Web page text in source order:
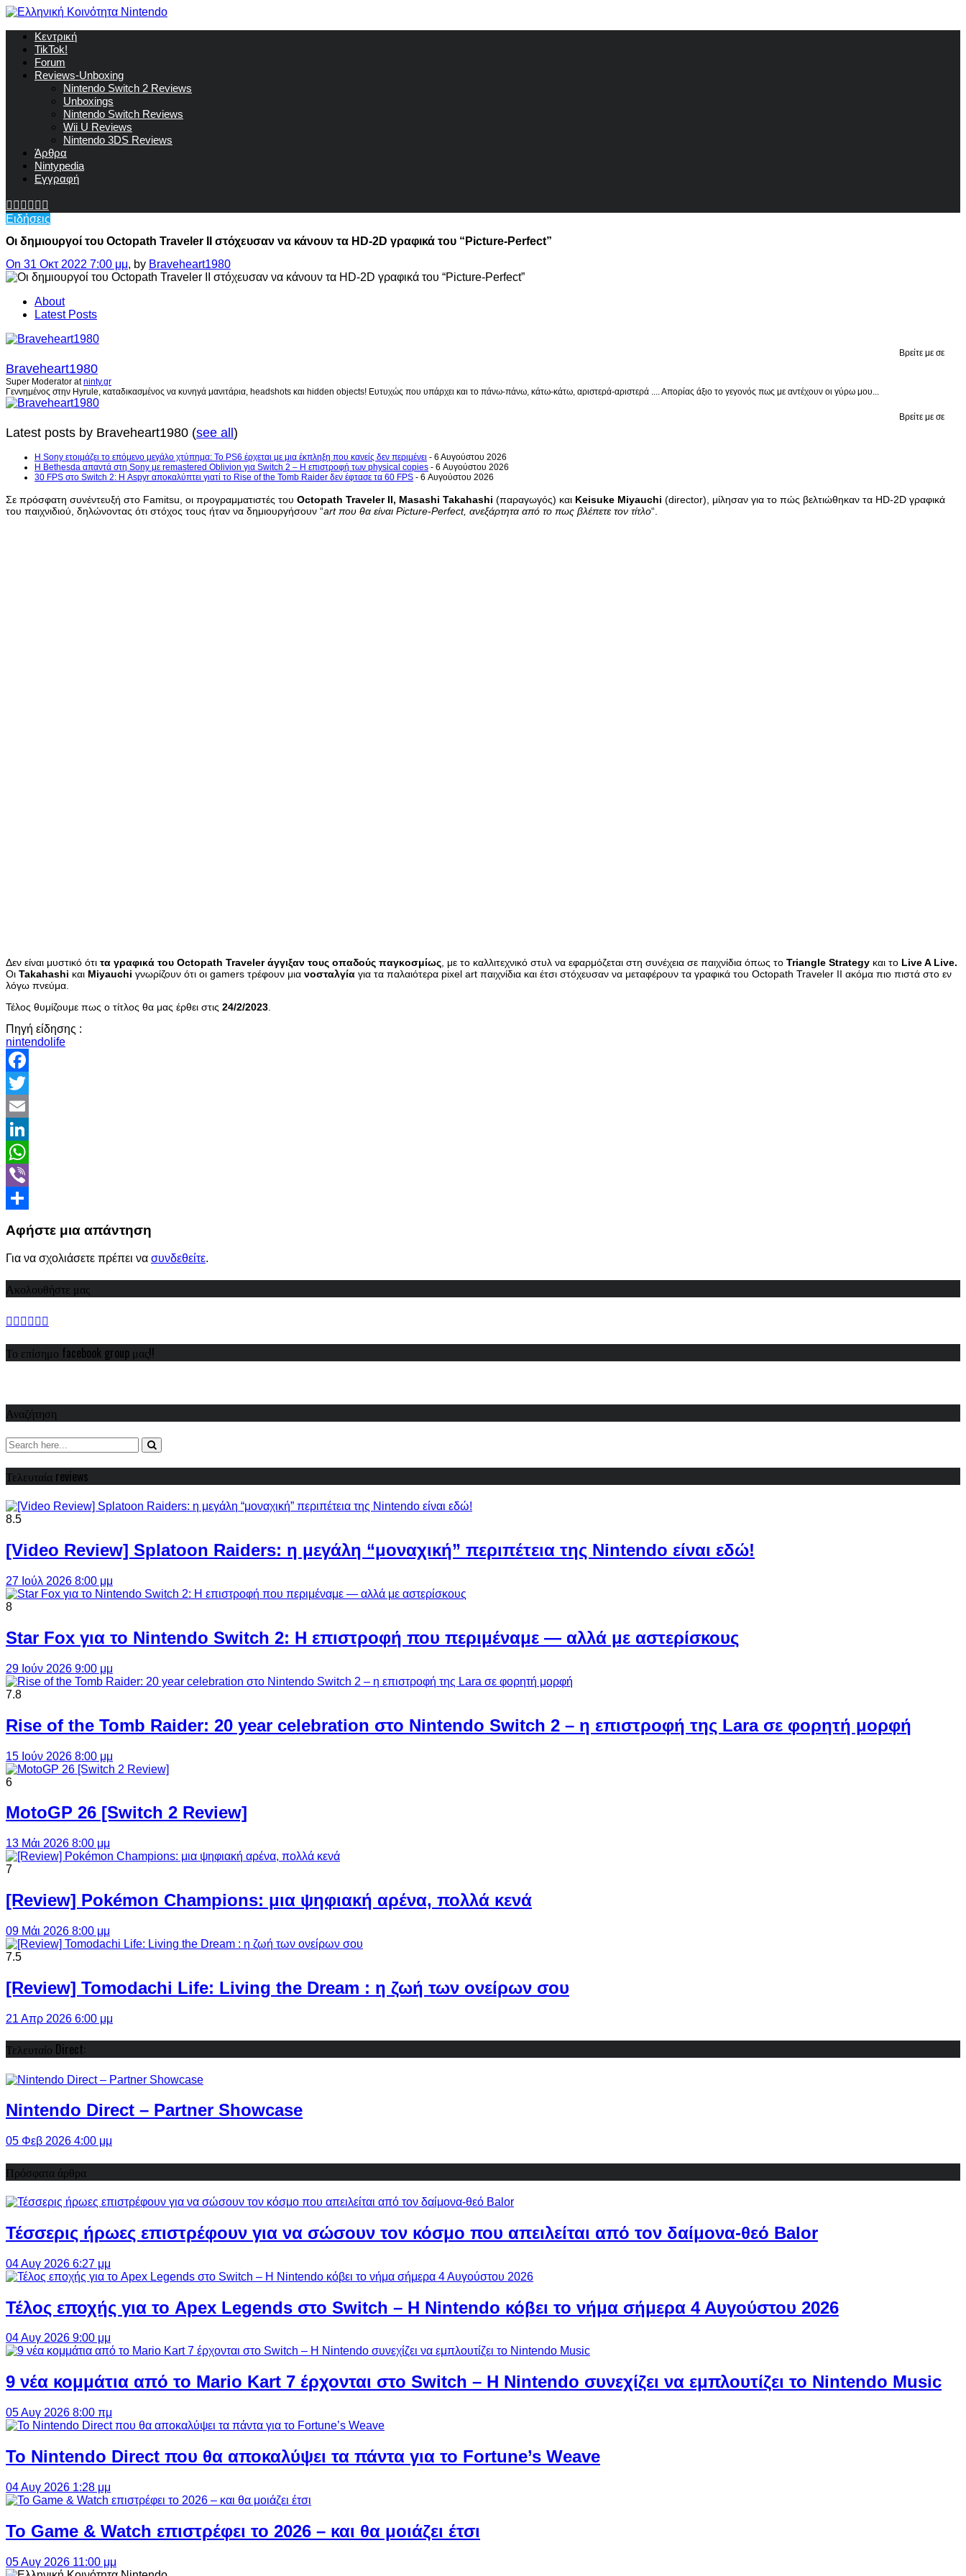
Κεντρική
TikTok!
Forum
Reviews-Unboxing
Nintendo Switch 2 Reviews
Unboxings
Nintendo Switch Reviews
Wii U Reviews
Nintendo 3DS Reviews
Άρθρα
Nintypedia
Εγγραφή
Ειδήσεις
Οι δημιουργοί του Octopath Traveler II στόχευσαν να κάνουν τα HD-2D γραφικά του “Picture-Perfect”
On 31 Οκτ 2022 7:00 μμ, by Braveheart1980
About
Latest Posts
Βρείτε με σε
Braveheart1980
Super Moderator atninty.gr
Γεννημένος στην Hyrule, καταδικασμένος να κυνηγά μανιτάρια, headshots και hidden objects! Ευτυχώς που υπάρχει και το πάνω-πάνω, κάτω-κάτω, αριστερά-αριστερά .... Απορίας άξιο το γεγονός πως με αντέχουν οι γύρω μου...
Βρείτε με σε
Latest posts by Braveheart1980 (see all)
Η Sony ετοιμάζει το επόμενο μεγάλο χτύπημα: Το PS6 έρχεται με μια έκπληξη που κανείς δεν περιμένει - 6 Αυγούστου 2026
Η Bethesda απαντά στη Sony με remastered Oblivion για Switch 2 – Η επιστροφή των physical copies - 6 Αυγούστου 2026
30 FPS στο Switch 2: Η Aspyr αποκαλύπτει γιατί το Rise of the Tomb Raider δεν έφτασε τα 60 FPS - 6 Αυγούστου 2026
Σε πρόσφατη συνέντευξή στο Famitsu, οι προγραμματιστές του Octopath Traveler II, Masashi Takahashi (παραγωγός) και Keisuke Miyauchi (director), μίλησαν για το πώς βελτιώθηκαν τα HD-2D γραφικά
του παιχνιδιού, δηλώνοντας ότι στόχος τους ήταν να δημιουργήσουν “art που θα είναι Picture-Perfect, ανεξάρτητα από το πως βλέπετε τον τίτλο“.
Δεν είναι μυστικό ότι τα γραφικά του Octopath Traveler άγγιξαν τους οπαδούς παγκοσμίως , με το καλλιτεχνικό στυλ να εφαρμόζεται στη συνέχεια σε παιχνίδια όπως το Triangle Strategy και το Live A Live.
Οι Takahashi και Miyauchi γνωρίζουν ότι οι gamers τρέφουν μια νοσταλγία για τα παλαιότερα pixel art παιχνίδια και έτσι στόχευσαν να μεταφέρουν τα γραφικά του Octopath Traveler II ακόμα πιο πιστά στο εν
λόγω πνεύμα.
Τέλος θυμίζουμε πως ο τίτλος θα μας έρθει στις 24/2/2023
Πηγή είδησης :
nintendolife
Facebook
Twitter
Email
LinkedIn
WhatsApp
Viber
Αφήστε μια απάντηση
Για να σχολιάσετε πρέπει να συνδεθείτε.
Ακολουθήστε μας
Το επίσημο facebook group μας!!
Αναζήτηση
Τελευταία reviews
8.5
[Video Review] Splatoon Raiders: η μεγάλη “μοναχική” περιπέτεια της Nintendo είναι εδώ!
27 Ιούλ 2026 8:00 μμ
8
Star Fox για το Nintendo Switch 2: Η επιστροφή που περιμέναμε — αλλά με αστερίσκους
29 Ιούν 2026 9:00 μμ
7.8
Rise of the Tomb Raider: 20 year celebration στο Nintendo Switch 2 – η επιστροφή της Lara σε φορητή μορφή
15 Ιούν 2026 8:00 μμ
6
MotoGP 26 [Switch 2 Review]
13 Μάι 2026 8:00 μμ
7
[Review] Pokémon Champions: μια ψηφιακή αρένα, πολλά κενά
09 Μάι 2026 8:00 μμ
7.5
[Review] Tomodachi Life: Living the Dream : η ζωή των ονείρων σου
21 Απρ 2026 6:00 μμ
Τελευταίο Direct:
Nintendo Direct – Partner Showcase
05 Φεβ 2026 4:00 μμ
Πρόσφατα άρθρα
Τέσσερις ήρωες επιστρέφουν για να σώσουν τον κόσμο που απειλείται από τον δαίμονα-θεό Balor
04 Αυγ 2026 6:27 μμ
Τέλος εποχής για το Apex Legends στο Switch – Η Nintendo κόβει το νήμα σήμερα 4 Αυγούστου 2026
04 Αυγ 2026 9:00 μμ
9 νέα κομμάτια από το Mario Kart 7 έρχονται στο Switch – Η Nintendo συνεχίζει να εμπλουτίζει το Nintendo Music
05 Αυγ 2026 8:00 πμ
Το Nintendo Direct που θα αποκαλύψει τα πάντα για το Fortune’s Weave
04 Αυγ 2026 1:28 μμ
Το Game & Watch επιστρέφει το 2026 – και θα μοιάζει έτσι
05 Αυγ 2026 11:00 μμ